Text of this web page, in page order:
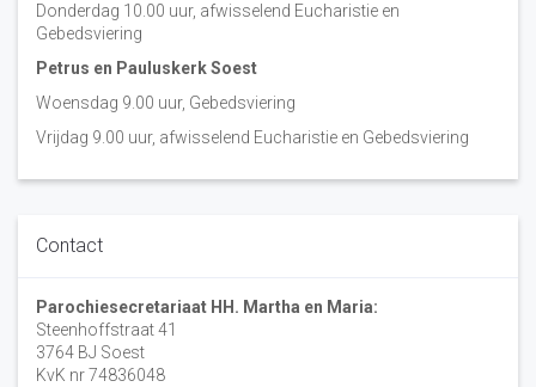
Donderdag 10.00 uur, afwisselend Eucharistie en
Gebedsviering
Petrus en Pauluskerk Soest
Woensdag 9.00 uur, Gebedsviering
Vrijdag 9.00 uur, afwisselend Eucharistie en Gebedsviering
Contact
Parochiesecretariaat HH. Martha en Maria:
Steenhoffstraat 41
3764 BJ Soest
KvK nr 74836048